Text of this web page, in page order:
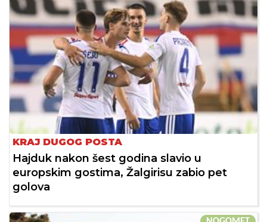
KRAJ DUGOG POSTA
Hajduk nakon šest godina slavio u
europskim gostima, Žalgirisu zabio pet
golova